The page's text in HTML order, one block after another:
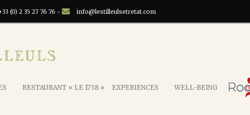
(0) 2 35 27 76 76 - info@lestilleulsetretat.com
RESTAURANT « LE 1738 » EXPERIENCES WELL-BEING